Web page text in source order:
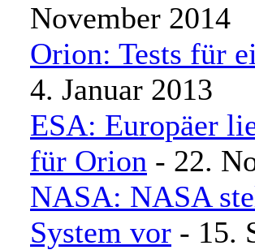
November 2014
Orion: Tests für
4. Januar 2013
ESA: Europäer
für Orion - 22.
NASA: NASA
System vor - 15.